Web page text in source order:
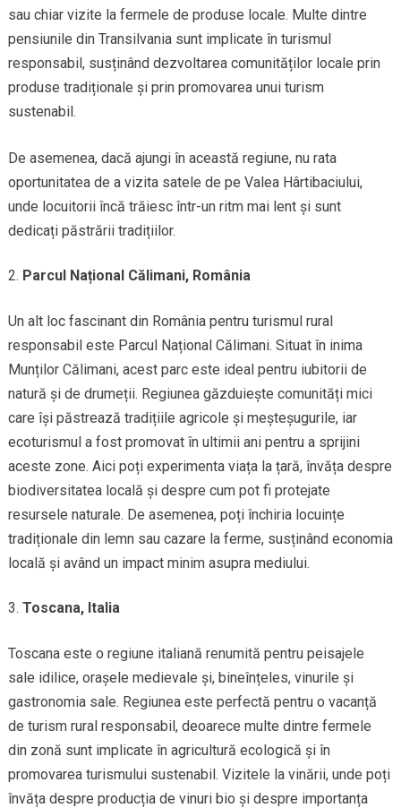
sau chiar vizite la fermele de produse locale. Multe dintre
pensiunile din Transilvania sunt implicate în turismul
responsabil, susținând dezvoltarea comunităților locale prin
produse tradiționale și prin promovarea unui turism
sustenabil.
De asemenea, dacă ajungi în această regiune, nu rata
oportunitatea de a vizita satele de pe Valea Hârtibaciului,
unde locuitorii încă trăiesc într-un ritm mai lent și sunt
dedicați păstrării tradițiilor.
Parcul Național Călimani, România
Un alt loc fascinant din România pentru turismul rural
responsabil este Parcul Național Călimani. Situat în inima
Munților Călimani, acest parc este ideal pentru iubitorii de
natură și de drumeții. Regiunea găzduiește comunități mici
care își păstrează tradițiile agricole și meșteșugurile, iar
ecoturismul a fost promovat în ultimii ani pentru a sprijini
aceste zone. Aici poți experimenta viața la țară, învăța despre
biodiversitatea locală și despre cum pot fi protejate
resursele naturale. De asemenea, poți închiria locuințe
tradiționale din lemn sau cazare la ferme, susținând economia
locală și având un impact minim asupra mediului.
Toscana, Italia
Toscana este o regiune italiană renumită pentru peisajele
sale idilice, orașele medievale și, bineînțeles, vinurile și
gastronomia sale. Regiunea este perfectă pentru o vacanță
de turism rural responsabil, deoarece multe dintre fermele
din zonă sunt implicate în agricultură ecologică și în
promovarea turismului sustenabil. Vizitele la vinării, unde poți
învăța despre producția de vinuri bio și despre importanța